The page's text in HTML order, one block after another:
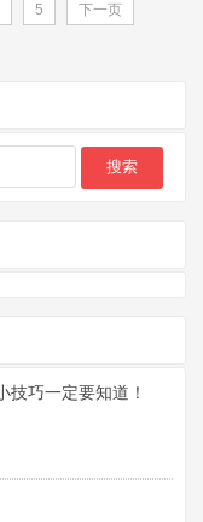
5
下一页
技巧一定要知道！